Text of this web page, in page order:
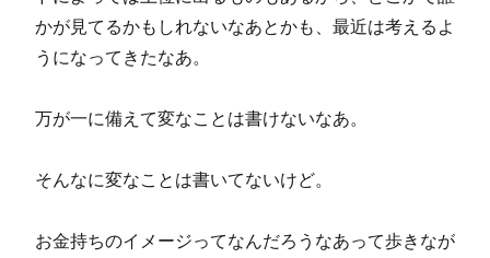
かが見てるかもしれないなあとかも、最近は考えるよ
うになってきたなあ。
万が一に備えて変なことは書けないなあ。
そんなに変なことは書いてないけど。
お金持ちのイメージってなんだろうなあって歩きなが